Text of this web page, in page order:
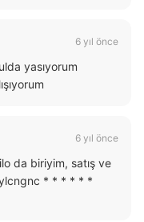
6 yıl önce
yasıyorum
6 yıl önce
da biriyim, satış ve
ylcngnc * * * * * *